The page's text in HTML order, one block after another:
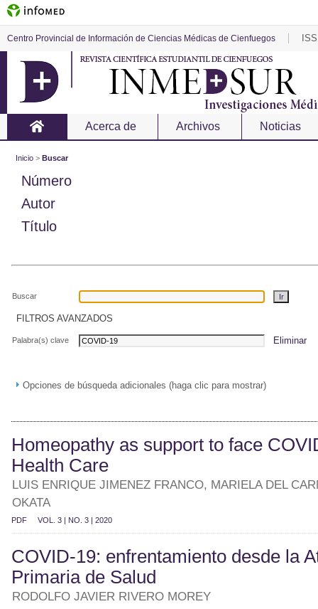
Centro Provincial de Información de Ciencias Médicas de Cienfuegos
Acerca de Archivos Noticias
Inicio > Buscar
Número
Autor
Título
Buscar
FILTROS AVANZADOS
Palabra(s) clave Eliminar
Opciones de búsqueda adicionales (haga clic para mostrar)
Homeopathy as support to face
Health Care
LUIS ENRIQUE JIMENEZ FRANCO, MARIELA DEL
OKATA
PDF VOL. 3 | NO. 3 | 2020
COVID-19: enfrentamiento desde la
Primaria de Salud
RODOLFO JAVIER RIVERO MOREY